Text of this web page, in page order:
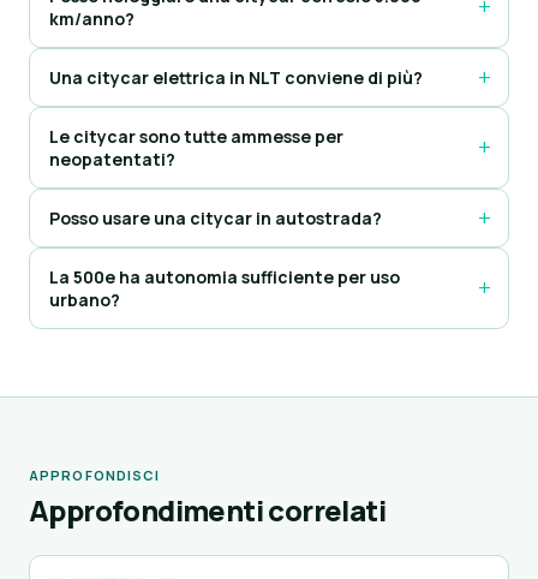
km/anno?
Una citycar elettrica in NLT conviene di più?
Le citycar sono tutte ammesse per
neopatentati?
Posso usare una citycar in autostrada?
La 500e ha autonomia sufficiente per uso
urbano?
APPROFONDISCI
Approfondimenti correlati